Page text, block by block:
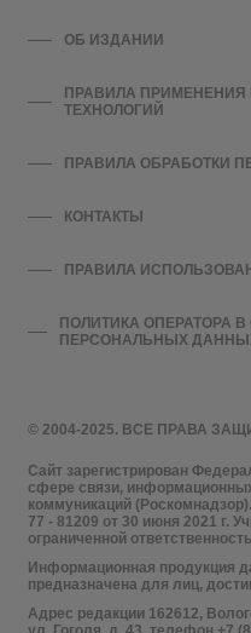
© 2004-2025. ВСЕ ПРАВА
Сайт зарегистрирован
сфере связи,
коммуникаций
77 - 81209 от 30 июня 2021 г.
ограниченной
Информационная продукция
предназначена для лиц,
Адрес редакции 162612,
ОБ ИЗДАНИИ
ПРАВИЛА
ТЕХНОЛОГИЙ
ПРАВИЛА ОБРАБОТКИ
КОНТАКТЫ
ПРАВИЛА
ПОЛИТИКА ОПЕРАТОРА
ПЕРСОНАЛЬНЫХ